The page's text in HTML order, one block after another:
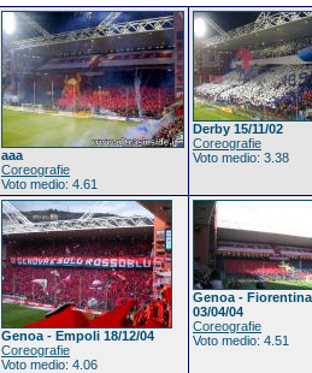
aaa
Coreografie
Voto medio: 4.61
Derby 15/11/02
Coreografie
Voto medio: 3.38
Genoa - Empoli 18/12/04
Coreografie
Voto medio: 4.06
Genoa - Fiorentina
03/04/04
Coreografie
Voto medio: 4.51